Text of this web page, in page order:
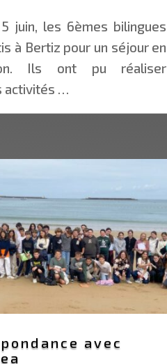
juin, les 6èmes bilingues
à Bertiz pour un séjour en
Ils ont pu réaliser
activités …
avec